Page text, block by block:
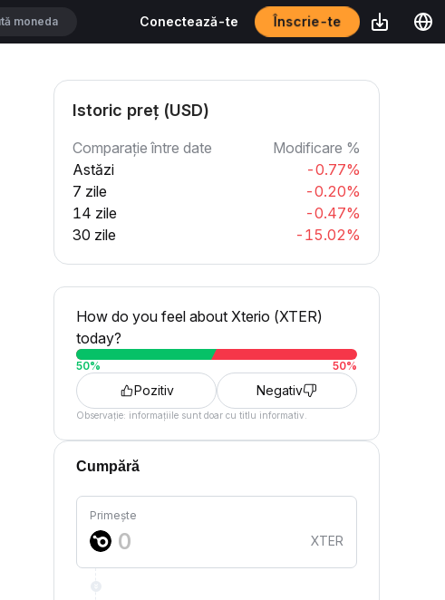
Conectează-te Înscrie-te
Istoric preț (USD)
Comparație între date
Modificare %
Astăzi
-0.77%
7 zile
-0.20%
14 zile
-0.47%
30 zile
-15.02%
How do you feel about Xterio (XTER)
today?
50% 50%
Pozitiv Negativ
Observație: informațiile sunt doar cu titlu informativ.
Cumpără
Primește
XTER